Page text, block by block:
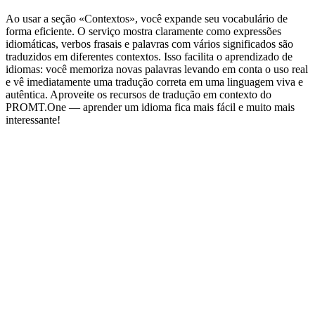
Ao usar a seção «Contextos», você expande seu vocabulário de
forma eficiente. O serviço mostra claramente como expressões
idiomáticas, verbos frasais e palavras com vários significados são
traduzidos em diferentes contextos. Isso facilita o aprendizado de
idiomas: você memoriza novas palavras levando em conta o uso real
e vê imediatamente uma tradução correta em uma linguagem viva e
autêntica. Aproveite os recursos de tradução em contexto do
PROMT.One — aprender um idioma fica mais fácil e muito mais
interessante!